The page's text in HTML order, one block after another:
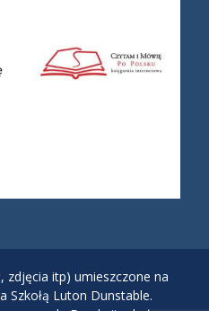
zdjęcia itp) umieszczone na
Szkołą Luton Dunstable.